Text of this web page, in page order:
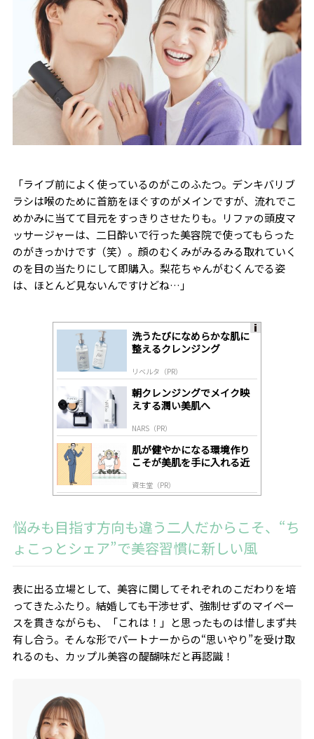
「ライブ前によく使っているのがこのふたつ。デンキバリブ
ラシは喉のために首筋をほぐすのがメインですが、流れでこ
めかみに当てて目元をすっきりさせたりも。リファの頭皮マ
ッサージャーは、二日酔いで行った美容院で使ってもらった
のがきっかけです（笑）。顔のむくみがみるみる取れていく
のを目の当たりにして即購入。梨花ちゃんがむくんでる姿
は、ほとんど見ないんですけどね…」
洗うたびになめらかな肌に
整えるクレンジング
リベルタ（PR）
朝クレンジングでメイク映
えする潤い美肌へ
NARS（PR）
肌が健やかになる環境作り
こそが美肌を手に入れる近
資生堂（PR）
悩みも目指す方向も違う二人だからこそ、“ち
ょこっとシェア”で美容習慣に新しい風
表に出る立場として、美容に関してそれぞれのこだわりを培
ってきたふたり。結婚しても干渉せず、強制せずのマイペー
スを貫きながらも、「これは！」と思ったものは惜しまず共
有し合う。そんな形でパートナーからの“思いやり”を受け取
れるのも、カップル美容の醍醐味だと再認識！